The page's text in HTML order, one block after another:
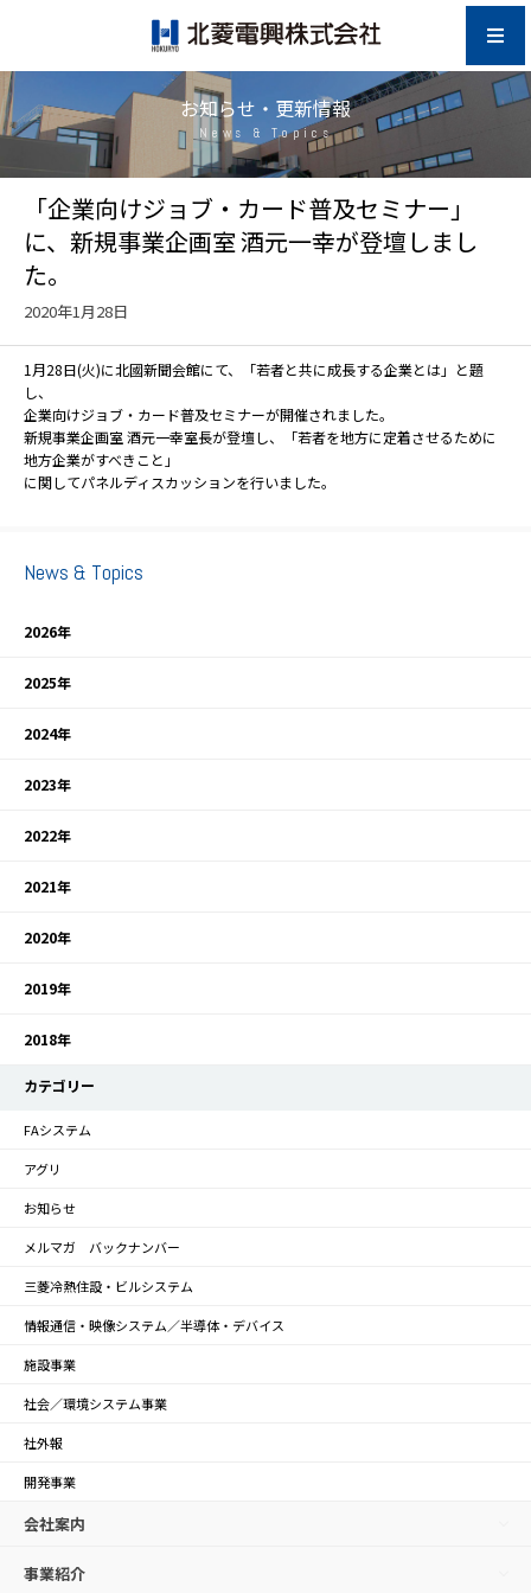
お知らせ・更新情報
News & Topics
「企業向けジョブ・カード普及セミナー」
に、新規事業企画室 酒元一幸が登壇しまし
た。
2020年1月28日
1月28日(火)に北國新聞会館にて、「若者と共に成長する企業とは」と題
し、
企業向けジョブ・カード普及セミナーが開催されました。
新規事業企画室 酒元一幸室長が登壇し、「若者を地方に定着させるために
地方企業がすべきこと」
に関してパネルディスカッションを行いました。
News & Topics
2026年
2025年
2024年
2023年
2022年
2021年
2020年
2019年
2018年
カテゴリー
FAシステム
アグリ
お知らせ
メルマガ バックナンバー
三菱冷熱住設・ビルシステム
情報通信・映像システム／半導体・デバイス
施設事業
社会／環境システム事業
社外報
開発事業
会社案内
事業紹介